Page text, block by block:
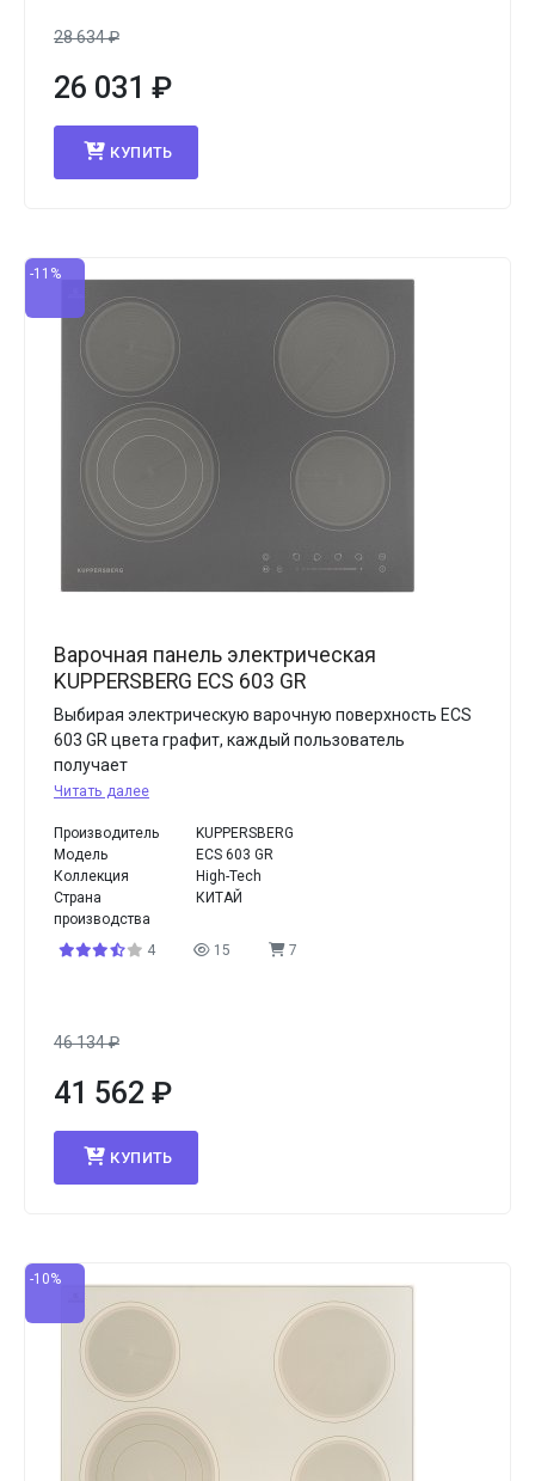
28 634₽
26 031 ₽
КУПИТЬ
-11%
Варочная панель электрическая
KUPPERSBERG ECS 603 GR
Выбирая электрическую варочную поверхность ECS
603 GR цвета графит, каждый пользователь
получает
Читать далее
Производитель
KUPPERSBERG
Модель
ECS 603 GR
Коллекция
High-Tech
Страна
производства
КИТАЙ
4 15 7
46 134₽
41 562 ₽
КУПИТЬ
-10%